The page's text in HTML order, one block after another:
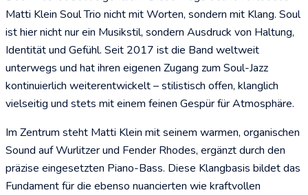
Matti Klein Soul Trio nicht mit Worten, sondern mit Klang. Soul
ist hier nicht nur ein Musikstil, sondern Ausdruck von Haltung,
Identität und Gefühl. Seit 2017 ist die Band weltweit
unterwegs und hat ihren eigenen Zugang zum Soul-Jazz
kontinuierlich weiterentwickelt – stilistisch offen, klanglich
vielseitig und stets mit einem feinen Gespür für Atmosphäre.
Im Zentrum steht Matti Klein mit seinem warmen, organischen
Sound auf Wurlitzer und Fender Rhodes, ergänzt durch den
präzise eingesetzten Piano-Bass. Diese Klangbasis bildet das
Fundament für die ebenso nuancierten wie kraftvollen